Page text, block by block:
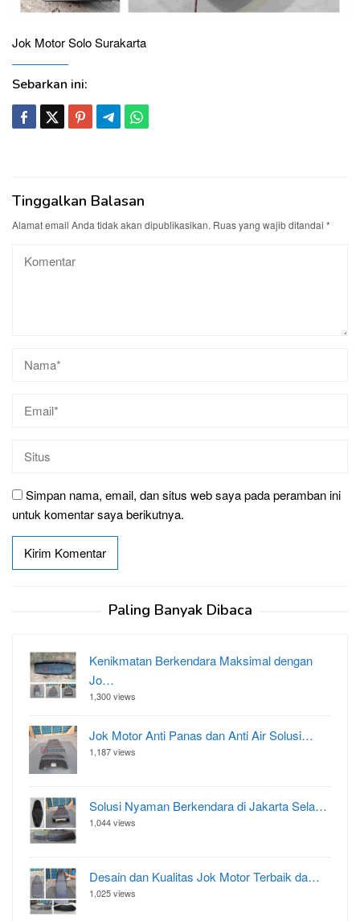
Jok Motor Solo Surakarta
Sebarkan ini:
Tinggalkan Balasan
Alamat email Anda tidak akan dipublikasikan. Ruas yang wajib ditandai *
Simpan nama, email, dan situs web saya pada peramban ini
untuk komentar saya berikutnya.
Paling Banyak Dibaca
Kenikmatan Berkendara Maksimal dengan
Jo…
1,300 views
Jok Motor Anti Panas dan Anti Air Solusi…
1,187 views
Solusi Nyaman Berkendara di Jakarta Sela…
1,044 views
Desain dan Kualitas Jok Motor Terbaik da…
1,025 views